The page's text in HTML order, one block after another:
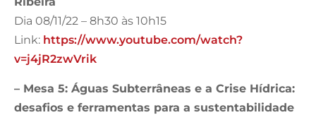
Dia 08/11/22 – 8h30 às 10h15
Link: https://www.youtube.com/watch?
v=j4jR2zwVrik
– Mesa 5: Águas Subterrâneas e a Crise Hídrica:
desafios e ferramentas para a sustentabilidade